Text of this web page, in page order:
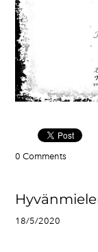
0 Comments
18/5/2020